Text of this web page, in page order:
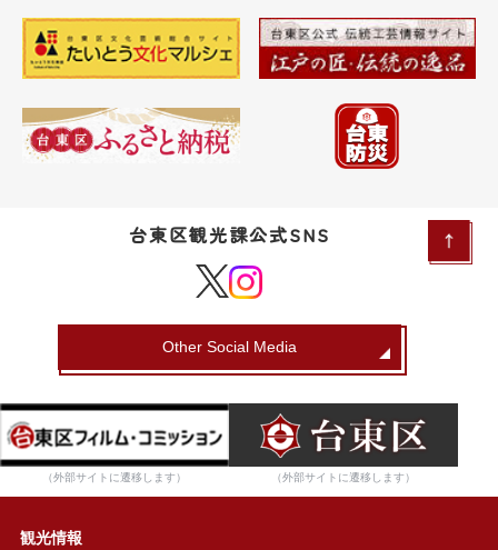
台東区観光課公式SNS
Other Social Media
（外部サイトに遷移します） （外部サイトに遷移します）
観光情報